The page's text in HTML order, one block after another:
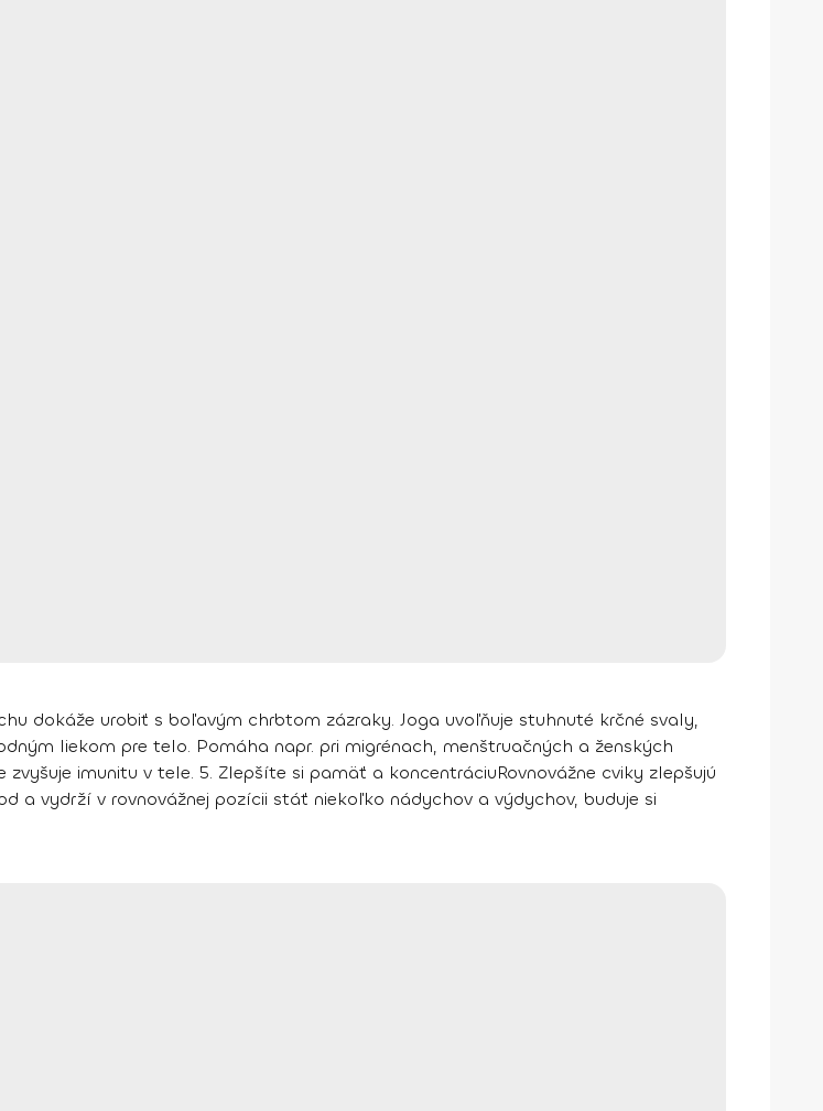
dokáže urobiť s boľavým chrbtom zázraky. Joga uvoľňuje stuhnuté krčné svaly,
liekom pre telo. Pomáha napr. pri migrénach, menštruačných a ženských
imunitu v tele. 5. Zlepšíte si pamäť a koncentráciuRovnovážne cviky zlepšujú
a vydrží v rovnovážnej pozícii stáť niekoľko nádychov a výdychov, buduje si